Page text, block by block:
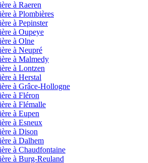
à Raeren
à Plombières
à Pepinster
à Oupeye
à Olne
à Neupré
à Malmedy
à Lontzen
à Herstal
à Grâce-Hollogne
à Fléron
à Flémalle
à Eupen
à Esneux
à Dison
à Dalhem
à Chaudfontaine
à Burg-Reuland